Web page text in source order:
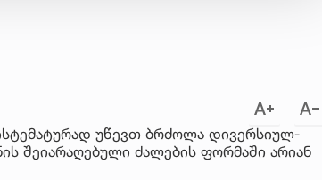
უწევთ ბრძოლა დივერსიულ-
შეიარაღებული ძალების ფორმაში არიან